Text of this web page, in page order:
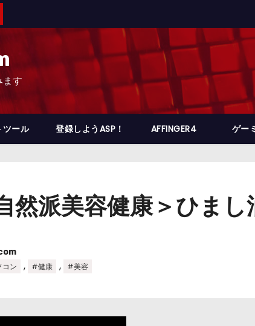
ます
ツール 登録しようASP！ AFFINGER4 ゲー
然派美容健康＞ひま
ン , #健康 , #美容